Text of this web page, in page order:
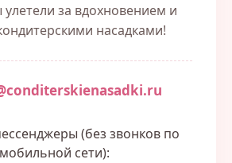
за вдохновением и
насадками!
(без звонков по
мобильной сети):